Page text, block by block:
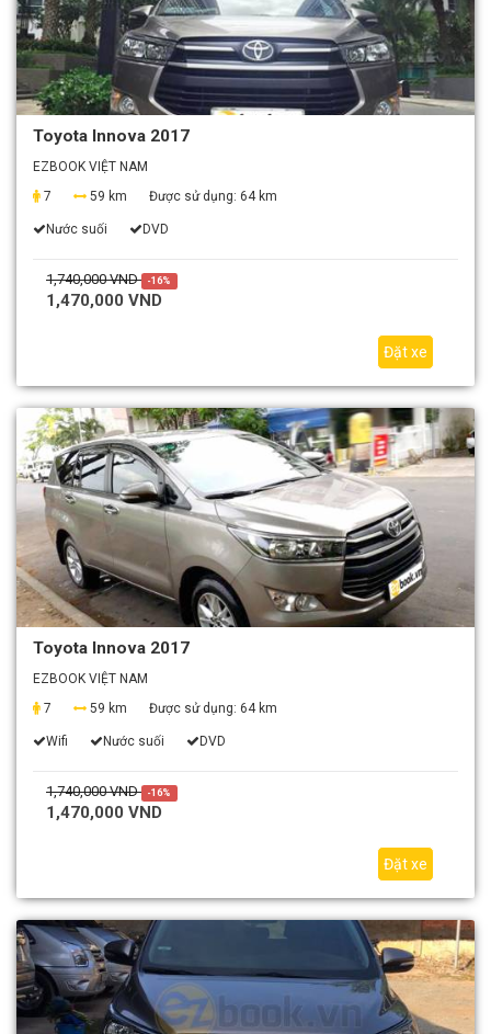
Toyota Innova 2017
EZBOOK VIỆT NAM
7
59 km Được sử dụng: 64 km
Nước suối DVD
1,740,000 VND -16%
1,470,000 VND
Đặt xe
Toyota Innova 2017
EZBOOK VIỆT NAM
7
59 km Được sử dụng: 64 km
Wifi Nước suối DVD
1,740,000 VND -16%
1,470,000 VND
Đặt xe